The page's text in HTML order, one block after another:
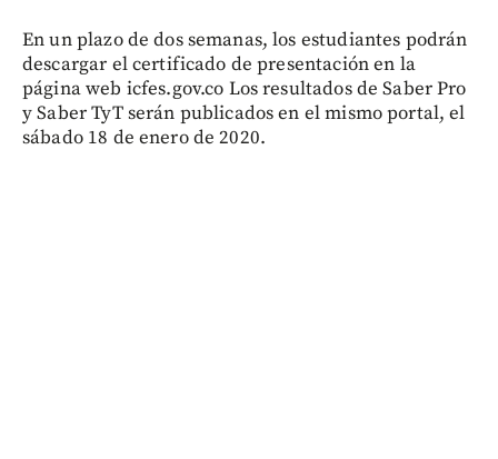
En un plazo de dos semanas, los estudiantes podrán
descargar el certificado de presentación en la
página web icfes.gov.co Los resultados de Saber Pro
y Saber TyT serán publicados en el mismo portal, el
sábado 18 de enero de 2020.